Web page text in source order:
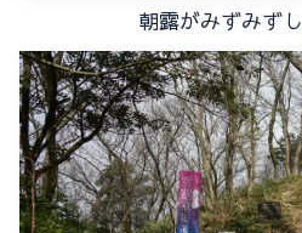
朝露がみずみず